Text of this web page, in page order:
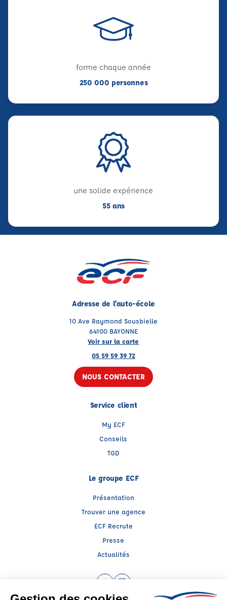
forme chaque année
250 000 personnes
une solide expérience
55 ans
Adresse de l'auto-école
10 Ave Raymond Sousbielle
64100 BAYONNE
Voir sur la carte
05 59 59 39 72
NOUS CONTACTER
Service client
My ECF
Conseils
TGD
Le groupe ECF
Présentation
Trouver une agence
ECF Recrute
Presse
Actualités
Facebook (nouvelle fenêtre)
Instagram (nouvelle fenêtre)